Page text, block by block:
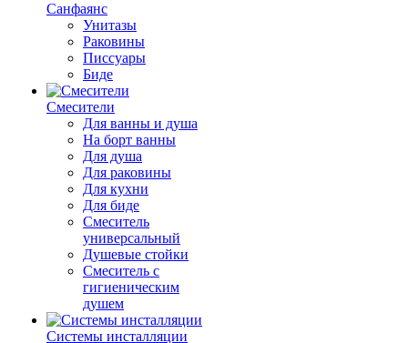
Санфаянс
Унитазы
Раковины
Писсуары
Биде
Смесители
Для ванны и душа
На борт ванны
Для душа
Для раковины
Для кухни
Для биде
Смеситель
универсальный
Душевые стойки
Смеситель с
гигиеническим
душем
Системы инсталляции